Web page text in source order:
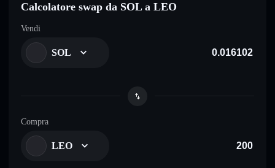
Calcolatore swap da SOL a LEO
Vendi
SOL
Compra
LEO